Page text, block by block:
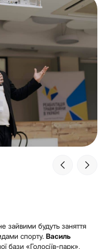
зайвими будуть заняття
спорту. Василь
бази «Голосіїв-парк»,